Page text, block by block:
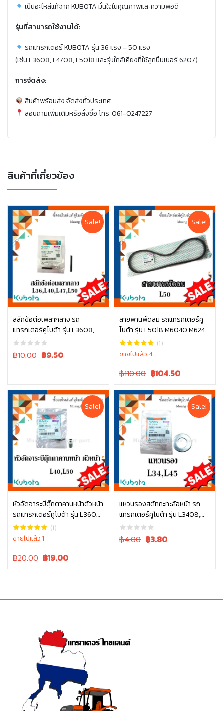
เป็นอะไหล่แท้จาก KUBOTA มั่นใจในคุณภาพและความพอดี
รุ่นที่สามารถใช้งานได้:
รถแทรกเตอร์ KUBOTA รุ่น 36 แรง – 50 แรง
(เช่น L3608, L4708, L5018 และรุ่นใกล้เคียงที่ใช้ลูกปืนเบอร์ 6207)
การจัดส่ง:
สินค้าพร้อมส่ง จัดส่งทั่วประเทศ
สอบถามเพิ่มเติมหรือสั่งซื้อ โทร: 061-0247227
สินค้าที่เกี่ยวข้อง
Sale!
สลักข้อต่อเพลากลาง รถ
แทรกเตอร์คูโบต้า รุ่น L3608,
L4018, L4708, L5018 05411-
00430
Original
฿10.00 Current
฿9.50
หยิบใส่ตะกร้า
Sale!
สายพานพัดลม รถแทรกเตอร์คู
โบต้า รุ่น L5018 M6040 M6240
TC803-97010
(1)
ขายไปแล้ว 4
Original
was:
฿110.00.
฿110.00 Current
is:
฿110.00.
฿104.50
หยิบใส่ตะกร้า
Sale!
หัวอัดจาระบีตุ๊กตาคานหน้าตัวหน้า
รถแทรกเตอร์คูโบต้า รุ่น L3608
– L5018 06611-15010
(1)
ขายไปแล้ว 1
Original
฿20.00 Current
฿19.00
หยิบใส่ตะกร้า
Sale!
แหวนรองสตัทกะทะล้อหน้า รถ
แทรกเตอร์คูโบต้า รุ่น L3408,
L4508 04013-60140
Original
฿4.00 Current
฿3.80
หยิบใส่ตะกร้า